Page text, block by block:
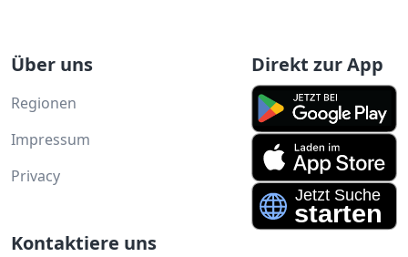
Über uns
Regionen
Impressum
Privacy
Direkt zur App
Kontaktiere uns